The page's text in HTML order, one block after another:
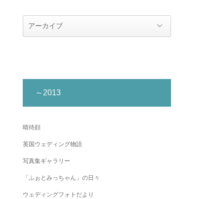
～2013
晴待顔
英国ウェディング物語
写真集ギャラリー
「ふぉとみっちゃん」の日々
ウェディングフォトだより